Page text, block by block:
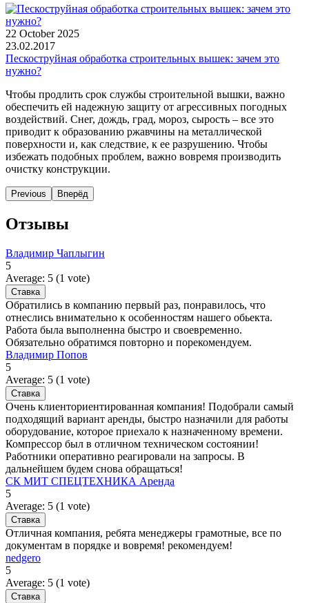
22 October 2025
23.02.2017
Пескоструйная обработка строительных вышек: зачем это
нужно?
Чтобы продлить срок службы строительной вышки, важно
обеспечить ей надежную защиту от агрессивных погодных
воздействий. Снег, дождь, град, мороз, сырость – все это
приводит к образованию ржавчины на металлической
поверхности и, как следствие, к ее разрушению. Чтобы
избежать подобных проблем, важно вовремя производить
очистку конструкции.
Previous Вперёд
Отзывы
Владимир Чаплыгин
5
Average: 5 (1 vote)
Обратились в компанию первый раз, понравилось, что
отнеслись внимательно к особенностям нашего обьекта.
Работа была выполненна быстро и своевременно.
Обязательно обратимся повторно и порекомендуем.
Владимир Попов
5
Average: 5 (1 vote)
Очень клиенториентированная компания! Подобрали самый
подходящий вариант аренды, быстро назначили для работы
оборудование, которое приехало к назначенному времени.
Компрессор был в отличном техническом состоянии!
Работники оперативно реагировали на запросы. В
дальнейшем будем снова обращаться!
СК МИТ СПЕЦТЕХНИКА Аренда
5
Average: 5 (1 vote)
Отличная компания, ребята менеджеры грамотные, все по
документам в порядке и вовремя! рекомендуем!
nedgero
5
Average: 5 (1 vote)